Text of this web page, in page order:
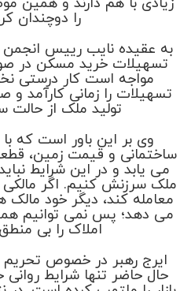
را دوچندان
به عقیده نایب رییس انجمن
تسهیلات خرید مسکن در
مواجه است کار درستی
تسهیلات را زمانی کارآمد
تولید ملک از حالت
وی بر این باور است که با
ساختمانی و قیمت زمین،
می یابد و در این شرایط
ملک سرزنش کنیم. اگر مالکی
معامله کند، دیگر خود
می دهد؛ پس نمی توانیم
املاک را بی
ایرج رهبر در خصوص تحریم
حال حاضر تنها شرایط